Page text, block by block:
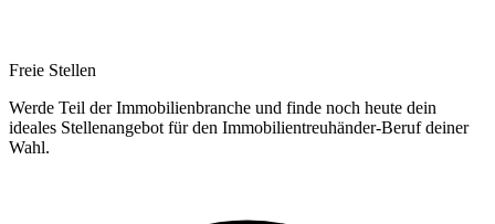
Freie Stellen
Werde Teil der Immobilienbranche und finde noch heute dein
ideales Stellenangebot für den Immobilientreuhänder-Beruf deiner
Wahl.